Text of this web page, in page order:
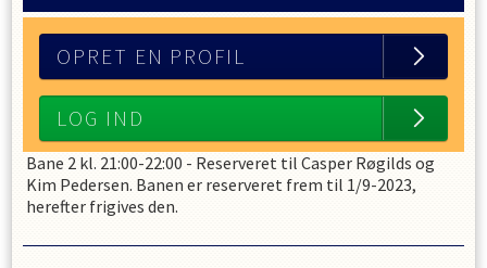
OPRET EN PROFIL
LOG IND
Bane 2 kl. 21:00-22:00 - Reserveret til Casper Røgilds og
Kim Pedersen. Banen er reserveret frem til 1/9-2023,
herefter frigives den.